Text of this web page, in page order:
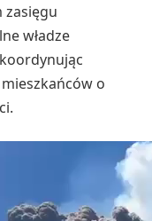
zasięgu
władze
o